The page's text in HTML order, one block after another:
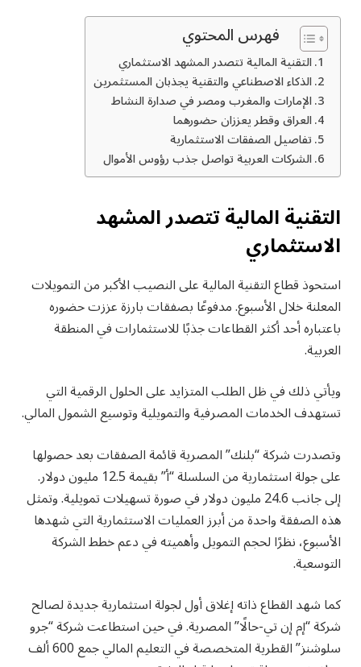
فهرس المحتوي
التقنية المالية تتصدر المشهد الاستثماري
الذكاء الاصطناعي والتقنية يجذبان المستثمرين
الإمارات والمغرب ومصر في صدارة النشاط
العراق وقطر يعززان حضورهما
تفاصيل الصفقات الاستثمارية
الشركات العربية تواصل جذب رؤوس الأموال
التقنية المالية تتصدر المشهد
الاستثماري
استحوذ قطاع التقنية المالية على النصيب الأكبر من التمويلات
المعلنة خلال الأسبوع. مدفوعًا بصفقات بارزة عززت حضوره
باعتباره أحد أكثر القطاعات جذبًا للاستثمارات في المنطقة
العربية.
ويأتي ذلك في ظل الطلب المتزايد على الحلول الرقمية التي
تستهدف الخدمات المصرفية والتمويلية وتوسيع الشمول المالي.
وتصدرت شركة “بلنك” المصرية قائمة الصفقات بعد حصولها
على جولة استثمارية من السلسلة “أ” بقيمة 12.5 مليون دولار.
إلى جانب 24.6 مليون دولار في صورة تسهيلات تمويلية. وتمثل
هذه الصفقة واحدة من أبرز العمليات الاستثمارية التي شهدها
الأسبوع، نظرًا لحجم التمويل وأهميته في دعم خطط الشركة
التوسعية.
كما شهد القطاع ذاته إغلاق أول لجولة استثمارية جديدة لصالح
شركة “إم إن تي-حالًا” المصرية. في حين استطاعت شركة “جرو
سلوشنز” القطرية المتخصصة في التعليم المالي جمع 600 ألف